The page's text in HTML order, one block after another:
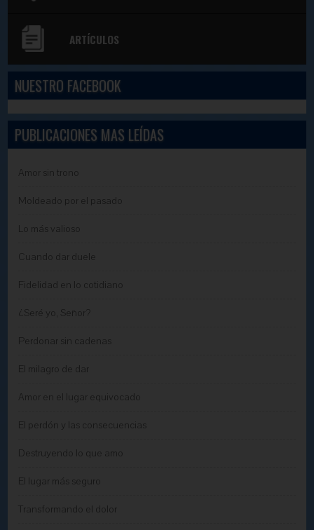
ARTÍCULOS
NUESTRO FACEBOOK
PUBLICACIONES MAS LEÍDAS
Amor sin trono
Moldeado por el pasado
Lo más valioso
Cuando dar duele
Fidelidad en lo cotidiano
¿Seré yo, Señor?
Perdonar sin cadenas
El milagro de dar
Amor en el lugar equivocado
El perdón y las consecuencias
Destruyendo lo que amo
El lugar más seguro
Transformando el dolor